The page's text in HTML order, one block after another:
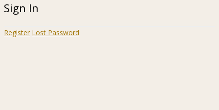
Sign In
Register Lost Password